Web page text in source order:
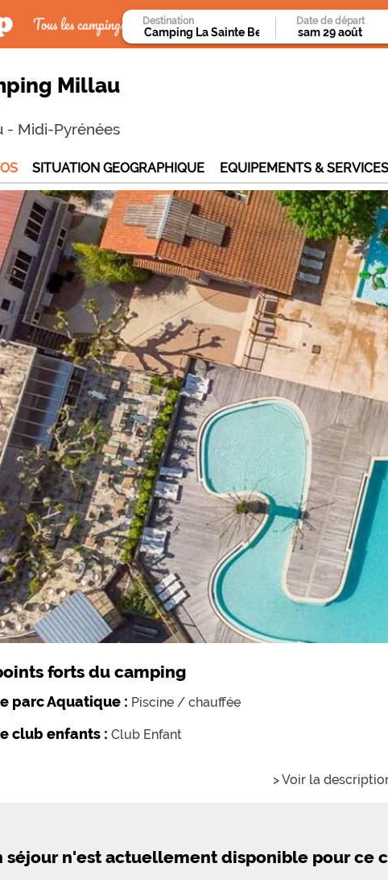
Tous les campings Destination Date de départ
Millau
- Midi-Pyrénées
SITUATION GEOGRAPHIQUE EQUIPEMENTS & SERVICES
forts du camping
parc Aquatique : Piscine / chauffée
club enfants : Club Enfant
> Voir la
séjour n'est actuellement disponible pour ce